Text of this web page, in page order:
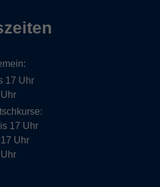
17 Uhr
17 Uhr
17 Uhr